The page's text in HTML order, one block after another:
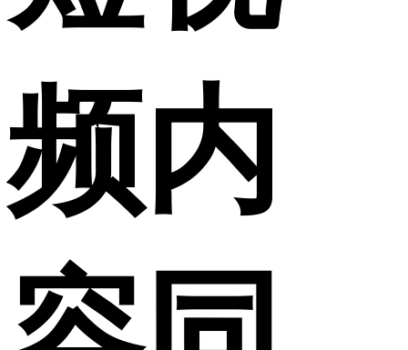
频内